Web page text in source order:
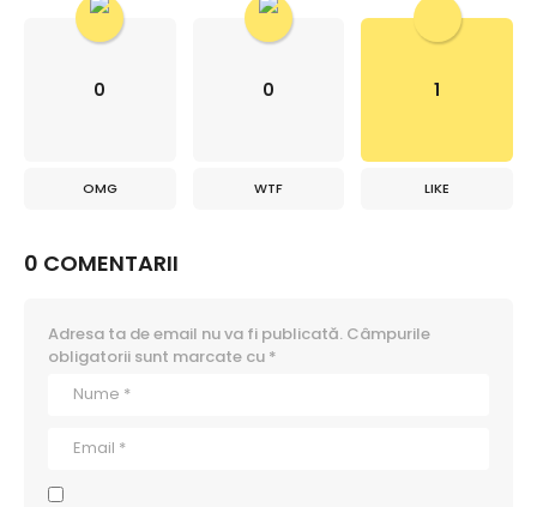
0
OMG
0
WTF
1
LIKE
0 COMENTARII
Adresa ta de email nu va fi publicată. Câmpurile
obligatorii sunt marcate cu *